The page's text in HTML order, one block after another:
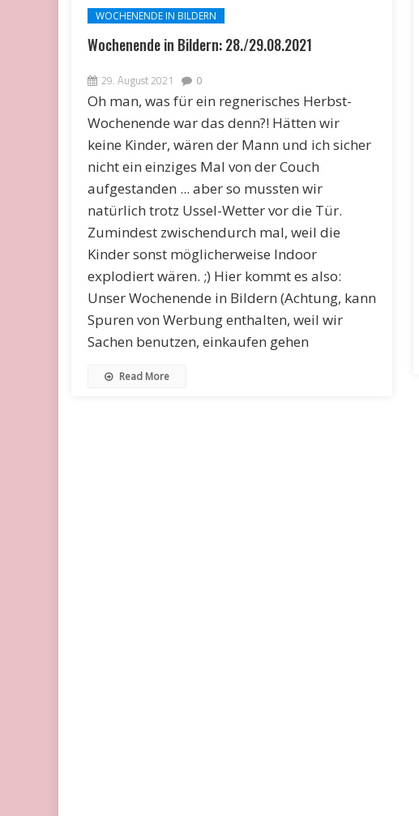
WOCHENENDE IN BILDERN
Wochenende in Bildern: 28./29.08.2021
29. August 2021 0
Oh man, was für ein regnerisches Herbst-
Wochenende war das denn?! Hätten wir
keine Kinder, wären der Mann und ich sicher
nicht ein einziges Mal von der Couch
aufgestanden ... aber so mussten wir
natürlich trotz Ussel-Wetter vor die Tür.
Zumindest zwischendurch mal, weil die
Kinder sonst möglicherweise Indoor
explodiert wären. ;) Hier kommt es also:
Unser Wochenende in Bildern (Achtung, kann
Spuren von Werbung enthalten, weil wir
Sachen benutzen, einkaufen gehen
Read More